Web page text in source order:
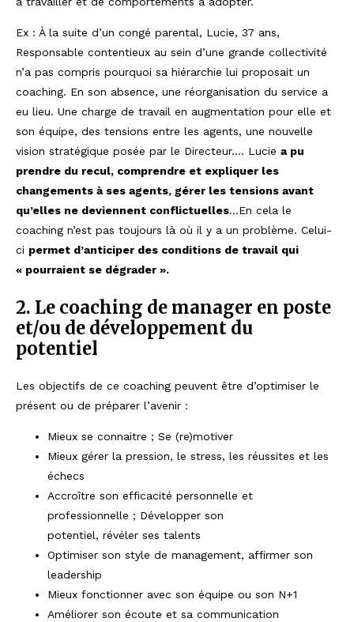
Ex : À la suite d’un congé parental, Lucie, 37 ans,
Responsable contentieux au sein d’une grande collectivité
n’a pas compris pourquoi sa hiérarchie lui proposait un
coaching. En son absence, une réorganisation du service a
eu lieu. Une charge de travail en augmentation pour elle et
son équipe, des tensions entre les agents, une nouvelle
vision stratégique posée par le Directeur…. Lucie a pu
prendre du recul, comprendre et expliquer les
changements à ses agents, gérer les tensions avant
qu’elles ne deviennent conflictuelles…En cela le
coaching n’est pas toujours là où il y a un problème. Celui-
ci permet d’anticiper des conditions de travail qui
« pourraient se dégrader ».
2. Le coaching de manager en poste
et/ou de développement du
potentiel
Les objectifs de ce coaching peuvent être d’optimiser le
présent ou de préparer l’avenir :
Mieux se connaitre ; Se (re)motiver
Mieux gérer la pression, le stress, les réussites et les
échecs
Accroître son efficacité personnelle et
professionnelle ; Développer son
potentiel, révéler ses talents
Optimiser son style de management, affirmer son
leadership
Mieux fonctionner avec son équipe ou son N+1
Améliorer son écoute et sa communication